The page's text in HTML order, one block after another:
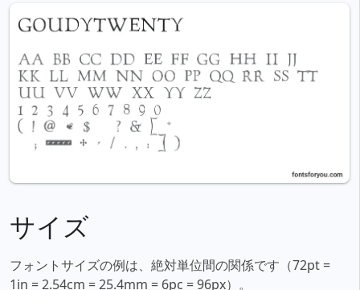
サイズ
フォントサイズの例は、絶対単位間の関係です（72pt =
1in = 2.54cm = 25.4mm = 6pc = 96px）。